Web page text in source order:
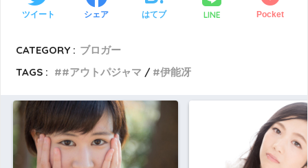
ツイート シェア はてブ LINE Pocket
CATEGORY : ブロガー
TAGS :
#アウトパジャマ 伊能冴